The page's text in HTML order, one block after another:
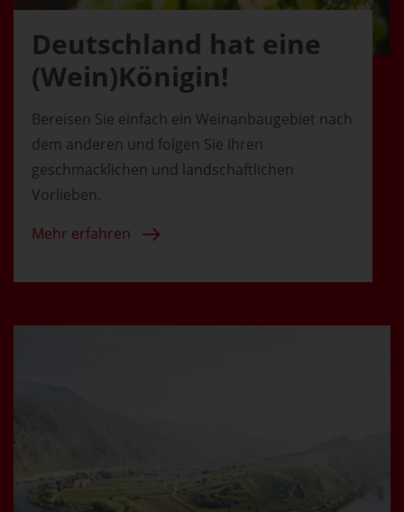
Deutschland hat eine
(Wein)Königin!
Bereisen Sie einfach ein Weinanbaugebiet nach
dem anderen und folgen Sie Ihren
geschmacklichen und landschaftlichen
Vorlieben.
Mehr erfahren